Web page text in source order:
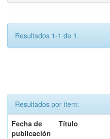
Resultados 1-1 de 1.
Resultados por ítem:
Fecha de
publicación
Título